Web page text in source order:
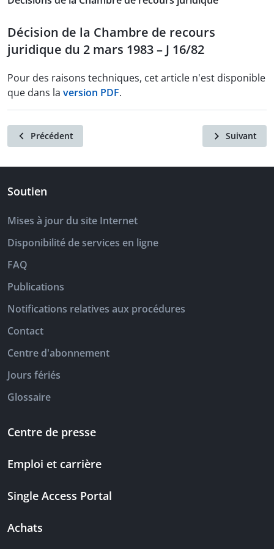
Décision de la Chambre de recours
juridique du 2 mars 1983 – J 16/82
Pour des raisons techniques, cet article n'est disponible
que dans la version PDF.
Précédent Suivant
Soutien
Mises à jour du site Internet
Disponibilité de services en ligne
FAQ
Publications
Notifications relatives aux procédures
Contact
Centre d'abonnement
Jours fériés
Glossaire
Centre de presse
Emploi et carrière
Single Access Portal
Achats